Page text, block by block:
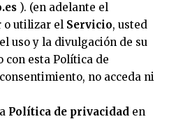
). (en adelante el
o utilizar el Servicio, usted
uso y la divulgación de su
con esta Política de
no acceda ni
Política de privacidad en